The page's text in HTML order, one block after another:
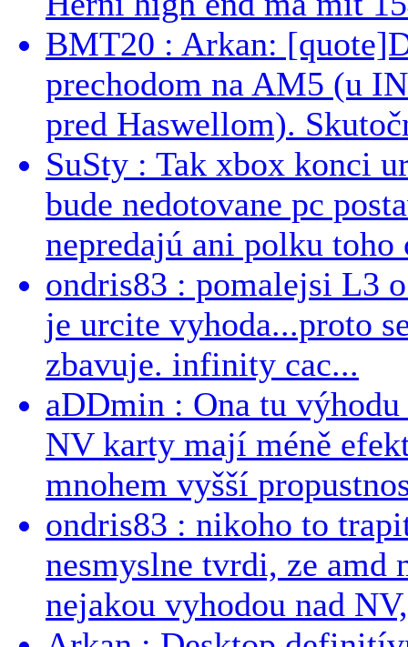
BMT20 : Arkan:
prechodom na AM5 (u
pred Haswellom).
SuSty : Tak xbox konci
bude nedotovane pc
nepredajú ani polku toho
ondris83 : pomalejsi L3
je urcite vyhoda...proto
zbavuje. infinity cac...
aDDmin : Ona tu
NV karty mají méně
mnohem vyšší
ondris83 : nikoho to
nesmyslne tvrdi, ze
nejakou vyhodou nad